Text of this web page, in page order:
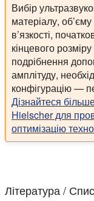
Вибір
матеріалу,
в’язкості,
кінцевого
подрібнення
амплітуду,
конфігурацію —
Дізнайтеся
Hielscher для
оптимізацію
Література /